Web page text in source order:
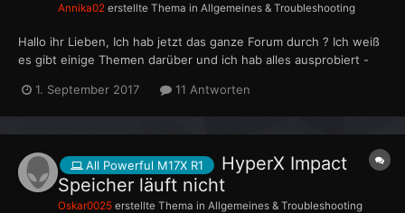
Annika02 erstellte Thema in Allgemeines & Troubleshooting
Hallo ihr Lieben, Ich hab jetzt das ganze Forum durch ? Ich weiß
es gibt einige Themen darüber und ich hab alles ausprobiert -
Alienware M17x gebraucht gekauft, der Vorbesitzer hat ihn mir
übergeben wohl neu aufgesetzt.. Die Lichte...
1. September 2017 11 Antworten
All Powerful M17X R1
HyperX Impact
Speicher läuft nicht
Oskar0025 erstellte Thema in Allgemeines & Troubleshooting